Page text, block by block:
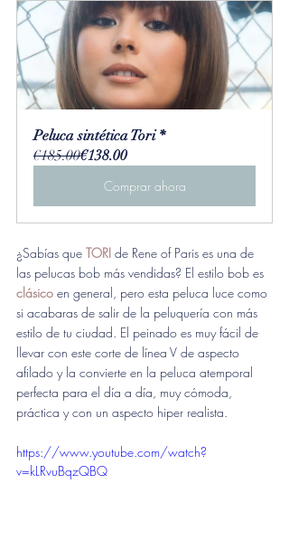
Peluca sintética Tori *
€185.00€138.00
Comprar ahora
¿Sabías que TORI de Rene of Paris es una de
las pelucas bob más vendidas? El estilo bob es
clásico en general, pero esta peluca luce como
si acabaras de salir de la peluquería con más
estilo de tu ciudad. El peinado es muy fácil de
llevar con este corte de línea V de aspecto
afilado y la convierte en la peluca atemporal
perfecta para el día a día, muy cómoda,
práctica y con un aspecto hiper realista.
https://www.youtube.com/watch?
v=kLRvuBqzQBQ